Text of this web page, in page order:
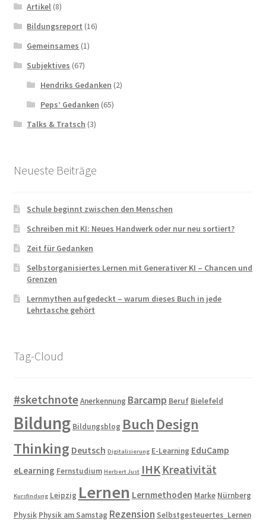
Artikel (8)
Bildungsreport (16)
Gemeinsames (1)
Subjektives (67)
Hendriks Gedanken (2)
Peps’ Gedanken (65)
Talks & Tratsch (3)
Neueste Beiträge
Schule beginnt zwischen den Menschen
Schreiben mit KI: Neues Handwerk oder nur neu sortiert?
Zeit für Gedanken
Selbstorganisiertes Lernen mit Generativer KI – Chancen und
Grenzen
Lernmythen aufgedeckt – warum dieses Buch in jede
Lehrtasche gehört
Tag-Cloud
#sketchnoteAnerkennung Barcamp Beruf Bielefeld
Bildung Bildungsblog Buch Design
Thinking Deutsch Digitalisierung E-Learning EduCamp
eLearning Fernstudium Herbert Just IHK Kreativität
Kursfindung Leipzig Lernen Lernmethoden Marke Nürnberg
Physik Physik am Samstag Rezension Selbstgesteuertes_Lernen